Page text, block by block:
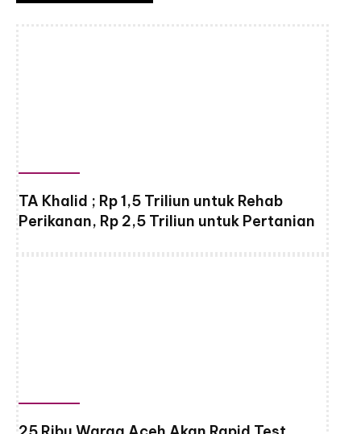
TA Khalid ; Rp 1,5 Triliun untuk Rehab
Perikanan, Rp 2,5 Triliun untuk Pertanian